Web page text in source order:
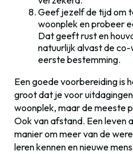
Geef jezelf de tijd om
woonplek en probeer
Dat geeft rust en
natuurlijk alvast de
eerste bestemming.
Een goede voorbereiding is
groot dat je voor
woonplek, maar de meeste
Ook van afstand. Een leven
manier om meer van de
leren kennen en nieuwe